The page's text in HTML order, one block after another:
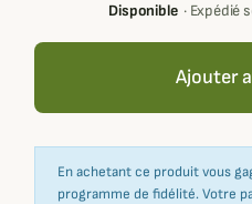
Disponible· Expédié
Ajouter
En achetant ce produit vous
programme de fidélité. Votre